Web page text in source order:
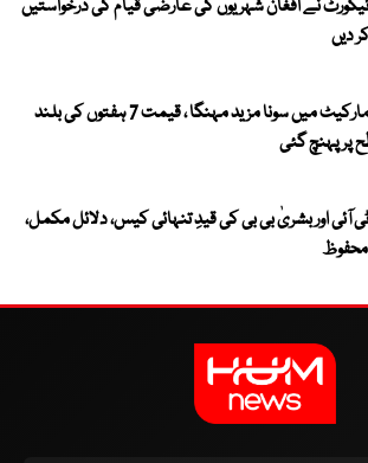
نے افغان شہریوں کی عارضی قیام کی درخواستیں
دیں
عالمی مارکیٹ میں سونا مزید مہنگا ، قیمت 7 ہفتوں کی بلند
پر پہنچ گئی
آئی اور بشریٰ بی بی کی قیدِ تنہائی کیس، دلائل مکمل،